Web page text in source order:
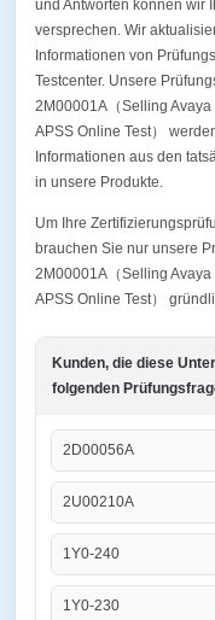
und Antworten können wir
versprechen. Wir
Informationen von
Testcenter. Unsere
2M00001A（Selling
APSS Online Test）
Informationen aus den
in unsere Produkte.
Um Ihre
brauchen Sie nur unsere
2M00001A（Selling
APSS Online Test）
Kunden, die diese
folgenden
2D00056A
2U00210A
1Y0-240
1Y0-230